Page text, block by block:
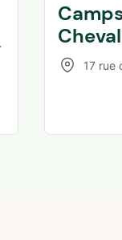
Cheval
17 rue